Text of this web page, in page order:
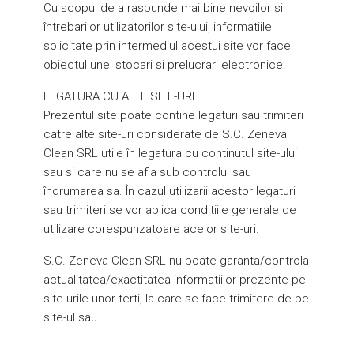
Cu scopul de a raspunde mai bine nevoilor si
întrebarilor utilizatorilor site-ului, informatiile
solicitate prin intermediul acestui site vor face
obiectul unei stocari si prelucrari electronice.
LEGATURA CU ALTE SITE-URI
Prezentul site poate contine legaturi sau trimiteri
catre alte site-uri considerate de S.C. Zeneva
Clean SRL utile în legatura cu continutul site-ului
sau si care nu se afla sub controlul sau
îndrumarea sa. În cazul utilizarii acestor legaturi
sau trimiteri se vor aplica conditiile generale de
utilizare corespunzatoare acelor site-uri.
S.C. Zeneva Clean SRL nu poate garanta/controla
actualitatea/exactitatea informatiilor prezente pe
site-urile unor terti, la care se face trimitere de pe
site-ul sau.